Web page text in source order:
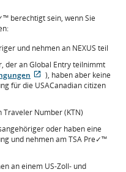
berechtigt sein, wenn Sie
und nehmen an NEXUS teil
der an Global Entry teilnimmt
Wird
Fenster
geöffnet
Externe
möglicherweise
nicht
den
Zugangsrichtlinien
Sprachpraferenzen
), haben aber keine
für die USACanadian citizen
Traveler Number (KTN)
oder haben eine
und nehmen am TSA Pre✓™
an einem US-Zoll- und